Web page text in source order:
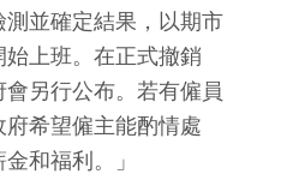
並確定結果，以期市
上班。在正式撤銷
會另行公布。若有僱員
希望僱主能酌情處
和福利。」